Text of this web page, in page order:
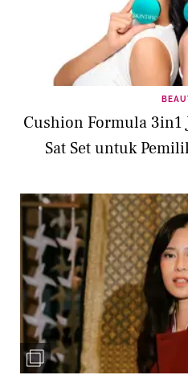
Cushion Formula 3in1
Sat Set untuk